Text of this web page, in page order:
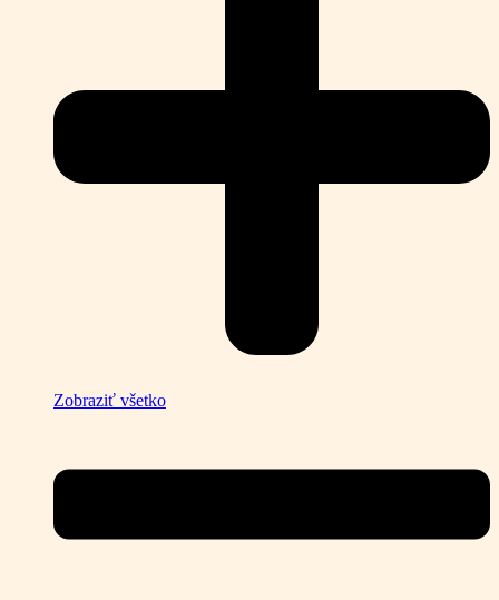
Zobraziť všetko